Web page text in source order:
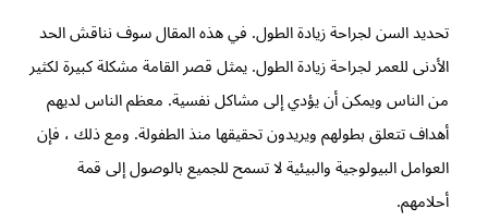
تحديد السن لجراحة زيادة الطول. في هذه المقال سوف نناقش الحد
الأدنى للعمر لجراحة زيادة الطول. يمثل قصر القامة مشكلة كبيرة لكثير
من الناس ويمكن أن يؤدي إلى مشاكل نفسية. معظم الناس لديهم
أهداف تتعلق بطولهم ويريدون تحقيقها منذ الطفولة. ومع ذلك ، فإن
العوامل البيولوجية والبيئية لا تسمح للجميع بالوصول إلى قمة
أحلامهم.